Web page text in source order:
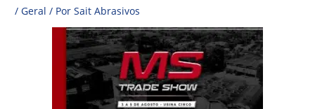
/Geral / PorSait Abrasivos